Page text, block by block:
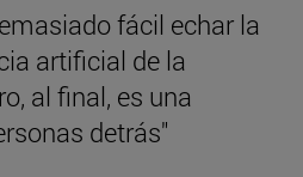
fácil echar la
artificial de la
al final, es una
detrás"